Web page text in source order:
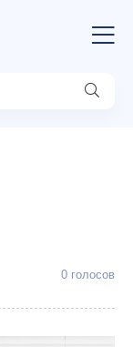
0 голосов